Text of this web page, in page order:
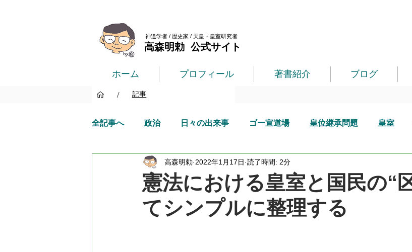
神道学者 / 歴史家 / 天皇・皇室研究者
高森明勅 公式サイト
ホーム プロフィール 著書紹介 ブログ
/ 記事
全記事へ 政治 日々の出来事 ゴー宣道場 皇位継承問題 皇室
憲法における皇室と国民の“
てシンプルに整理する
高森明勅 2022年1月17日 読了時間: 2分